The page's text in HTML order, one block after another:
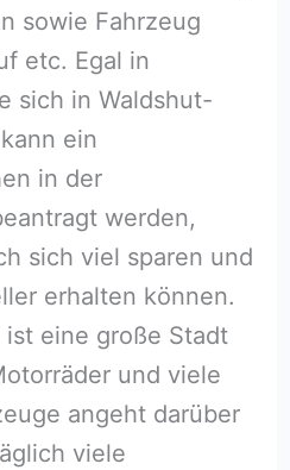
sowie Fahrzeug
etc. Egal in
sich in Waldshut-
ein
in der
werden,
sich viel sparen und
erhalten können.
eine große Stadt
und viele
angeht darüber
viele